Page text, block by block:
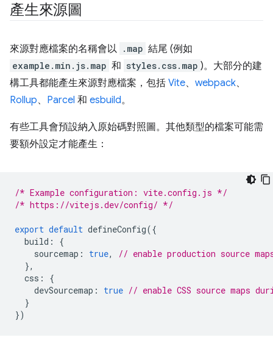
產生來源圖
來源對應檔案的名稱會以 .map 結尾 (例如
example.min.js.map 和 styles.css.map )。大部分的建
構工具都能產生來源對應檔案，包括 Vite、 webpack、
Rollup、 Parcel 和 esbuild。
有些工具會預設納入原始碼對照圖。其他類型的檔案可能需
要額外設定才能產生：
/* Example configuration: vite.config.js */
/* https://vitejs.dev/config/ */
export default defineConfig({
build :
{
sourcemap : true,
// enable production source
},
css :
{
devSourcemap : true // enable CSS source maps
}
})